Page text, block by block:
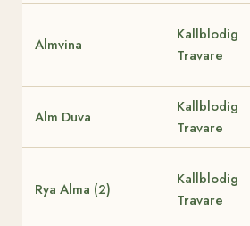
Almvina
Kallblodig
Travare
Alm Duva
Kallblodig
Travare
Rya Alma (2)
Kallblodig
Travare